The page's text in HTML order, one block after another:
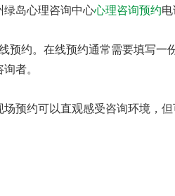
绿岛心理咨询中心心理咨询预约电
预约。在线预约通常需要填写一
者。
预约可以直观感受咨询环境，